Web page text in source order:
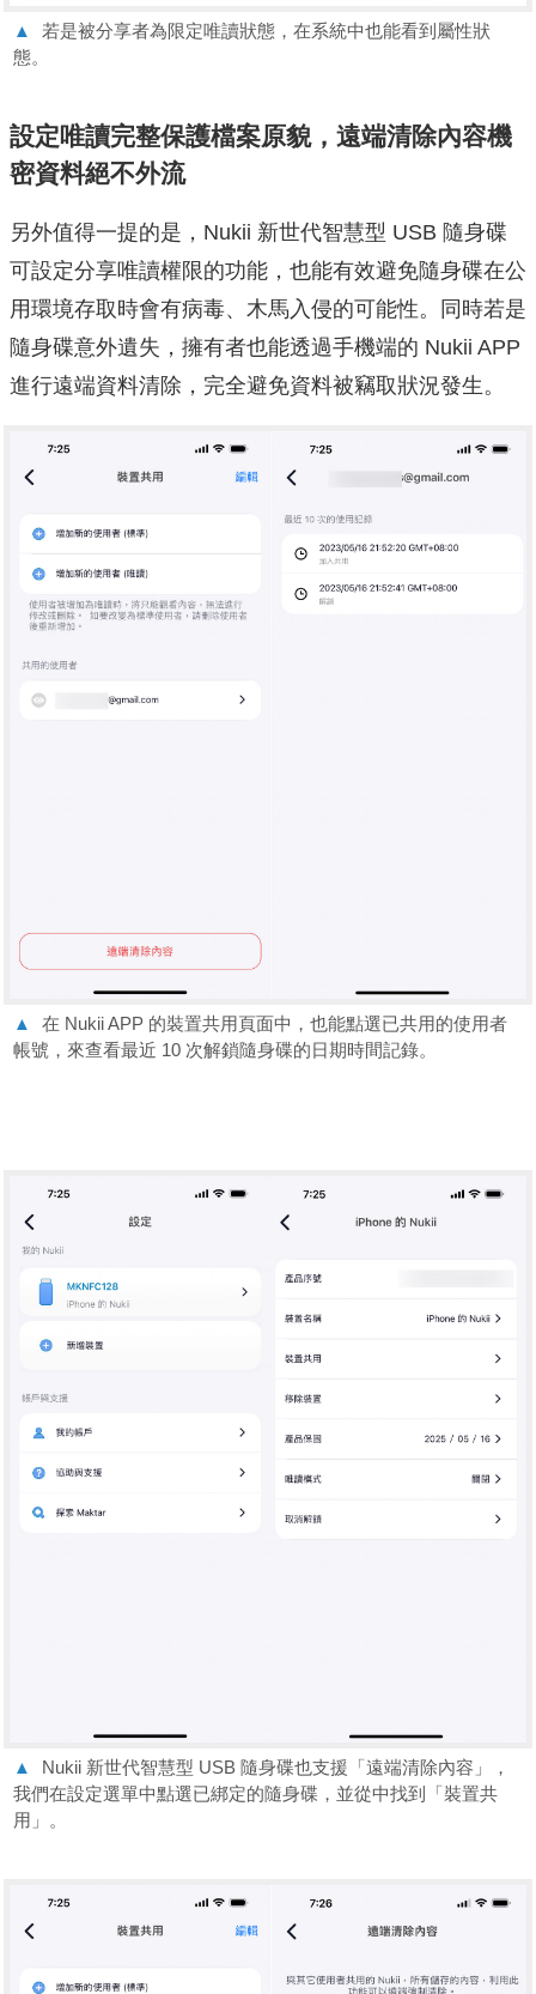
▲
若是被分享者為限定唯讀狀態，在系統中也能看到屬性狀
態。
設定唯讀完整保護檔案原貌，遠端清除內容機
密資料絕不外流
另外值得一提的是，Nukii 新世代智慧型 USB 隨身碟
可設定分享唯讀權限的功能，也能有效避免隨身碟在公
用環境存取時會有病毒、木馬入侵的可能性。同時若是
隨身碟意外遺失，擁有者也能透過手機端的 Nukii APP
進行遠端資料清除，完全避免資料被竊取狀況發生。
▲
在 Nukii APP 的裝置共用頁面中，也能點選已共用的使用者
帳號，來查看最近 10 次解鎖隨身碟的日期時間記錄。
▲
Nukii 新世代智慧型 USB 隨身碟也支援「遠端清除內容」，
我們在設定選單中點選已綁定的隨身碟，並從中找到「裝置共
用」。